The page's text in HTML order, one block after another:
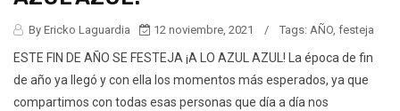
By Ericko Laguardia 12 noviembre, 2021 / Tags: AÑO, festeja
ESTE FIN DE AÑO SE FESTEJA ¡A LO AZUL AZUL! La época de fin
de año ya llegó y con ella los momentos más esperados, ya que
compartimos con todas esas personas que día a día nos